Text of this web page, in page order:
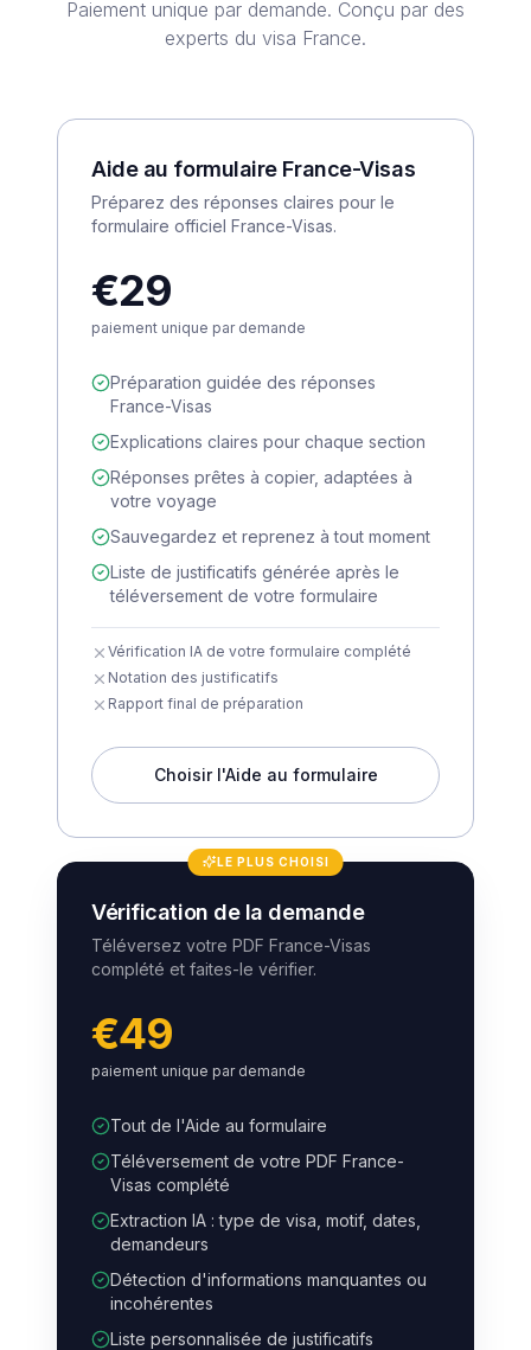
Paiement unique par demande. Conçu par des
experts du visa France.
Aide au formulaire France-Visas
Préparez des réponses claires pour le
formulaire officiel France-Visas.
€29
paiement unique par demande
Préparation guidée des réponses
France-Visas
Explications claires pour chaque section
Réponses prêtes à copier, adaptées à
votre voyage
Sauvegardez et reprenez à tout moment
Liste de justificatifs générée après le
téléversement de votre formulaire
Vérification IA de votre formulaire complété
Notation des justificatifs
Rapport final de préparation
Choisir l'Aide au formulaire
LE PLUS CHOISI
Vérification de la demande
Téléversez votre PDF France-Visas
complété et faites-le vérifier.
€49
paiement unique par demande
Tout de l'Aide au formulaire
Téléversement de votre PDF France-
Visas complété
Extraction IA : type de visa, motif, dates,
demandeurs
Détection d'informations manquantes ou
incohérentes
Liste personnalisée de justificatifs